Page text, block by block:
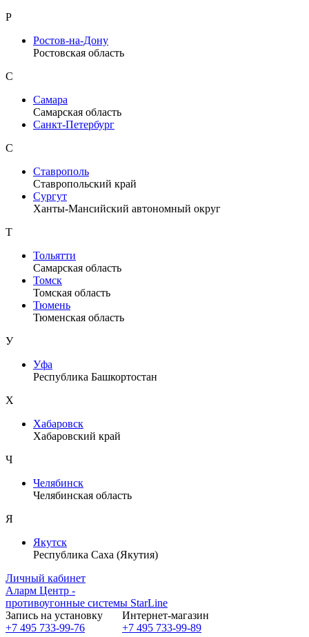
Р
Ростов-на-Дону
Ростовская область
С
Самара
Самарская область
Санкт-Петербург
С
Ставрополь
Ставропольский край
Сургут
Ханты-Мансийский автономный округ
Т
Тольятти
Самарская область
Томск
Томская область
Тюмень
Тюменская область
У
Уфа
Республика Башкортостан
Х
Хабаровск
Хабаровский край
Ч
Челябинск
Челябинская область
Я
Якутск
Республика Саха (Якутия)
Личный кабинет
Аларм Центр -
противоугонные системы StarLine
Запись на установку
+7 495 733-99-76
Интернет-магазин
+7 495 733-99-89